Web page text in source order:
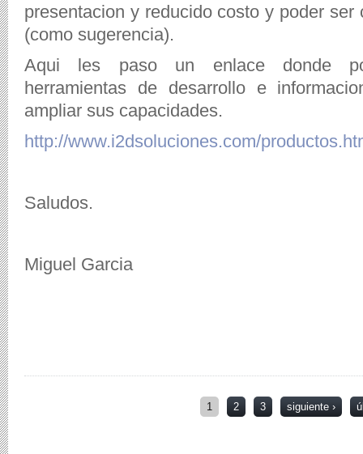
presentacion y reducido costo y poder
(como sugerencia).
Aqui les paso un enlace donde
herramientas de desarrollo e
ampliar sus capacidades.
http://www.i2dsoluciones.com/
Saludos.
Miguel Garcia
1 2 3 siguiente ›